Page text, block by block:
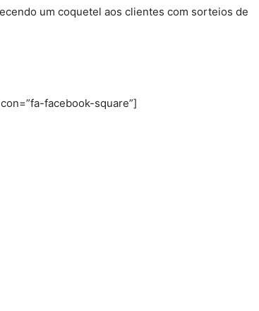
um coquetel aos clientes com sorteios de
facebook-square”]